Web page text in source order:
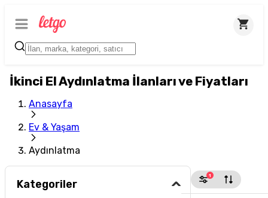
İkinci El Aydınlatma İlanları ve Fiyatları
Anasayfa
Ev & Yaşam
Aydınlatma
Kategoriler
1